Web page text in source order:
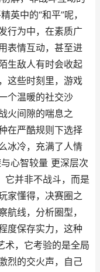
英中的“和平”呢，
行为中，在素质广
表情互动，甚至进
生敌人有时会收起
这些时刻里，游戏
个温暖的社交沙
火间隙的喘息之
在严酷规则下选择
冰冷，充满了人情
心智较量 更深层次
它并非不战斗，而是
家懂得，决赛圈之
航线，分析圈型，
度保存实力，这种
术，它考验的是全局
烈的交火声，自己